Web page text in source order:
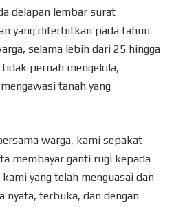
delapan lembar surat
yang diterbitkan pada tahun
selama lebih dari 25 hingga
pernah mengelola,
tanah yang
warga, kami sepakat
membayar ganti rugi kepada
yang telah menguasai dan
nyata, terbuka, dan dengan